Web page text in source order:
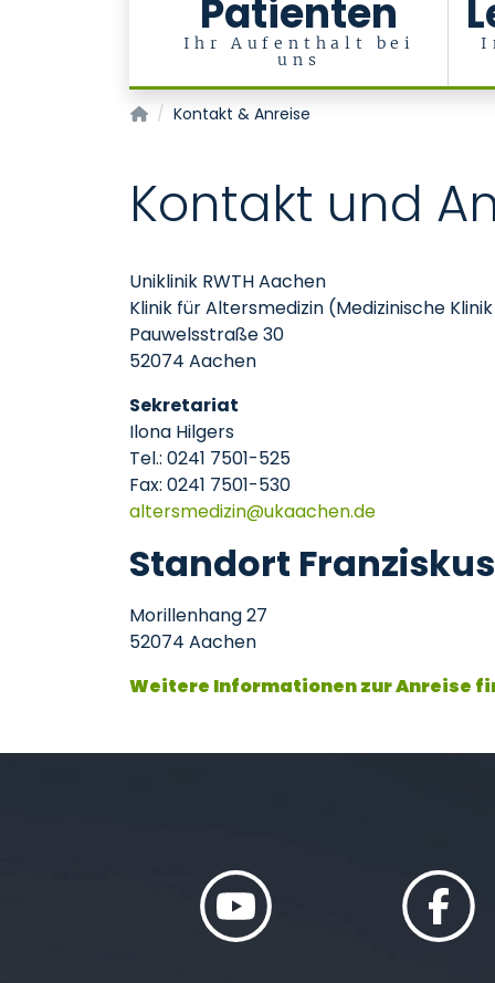
Patienten
Ihr Aufenthalt bei
uns
Klinik für Altersmedizin (Med. Klinik VI)
Kontakt & Anreise
Kontakt und
Uniklinik RWTH Aachen
Klinik für Altersmedizin (Medizinische
Pauwelsstraße 30
52074 Aachen
Sekretariat
Ilona Hilgers
Tel.: 0241 7501-525
Fax: 0241 7501-530
altersmedizin
ukaachende
Standort Franziskus
Morillenhang 27
52074 Aachen
Weitere Informationen zur Anreise